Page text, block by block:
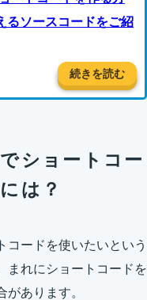
るソースコードをご紹
続きを読む
ショートコー
は？
コードを使いたいという
まれにショートコードを
あります。